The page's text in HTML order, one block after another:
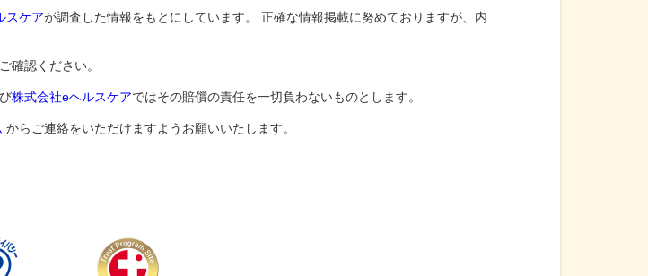
スケアが調査した情報をもとにしています。 正確な情報掲載に努めておりますが、内
確認ください。
株式会社eヘルスケアではその賠償の責任を一切負わないものとします。
からご連絡をいただけますようお願いいたします。